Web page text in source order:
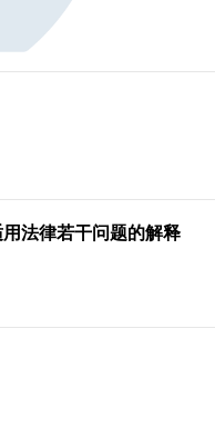
法律若干问题的解释